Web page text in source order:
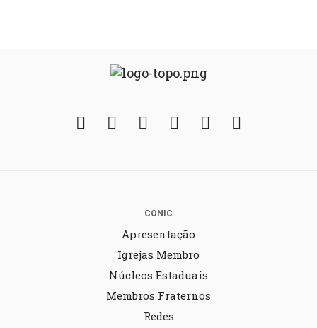
FacebookTwitter Instagram
YouTubeFickr
CONIC
Apresentação
Igrejas Membro
Núcleos Estaduais
Membros Fraternos
Redes